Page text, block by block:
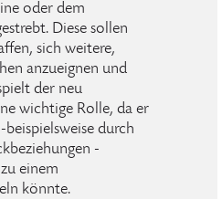
oder dem
Diese sollen
sich weitere,
anzueignen und
der neu
wichtige Rolle, da er
durch
-
einem
könnte.